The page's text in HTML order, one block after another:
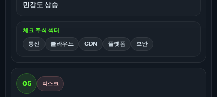
민감도 상승
체크 주식 섹터
통신 클라우드 CDN 플랫폼 보안
05 리스크